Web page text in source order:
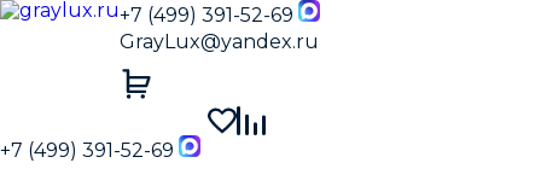
+7 (499) 391-52-69
GrayLux@yandex.ru
+7 (499) 391-52-69